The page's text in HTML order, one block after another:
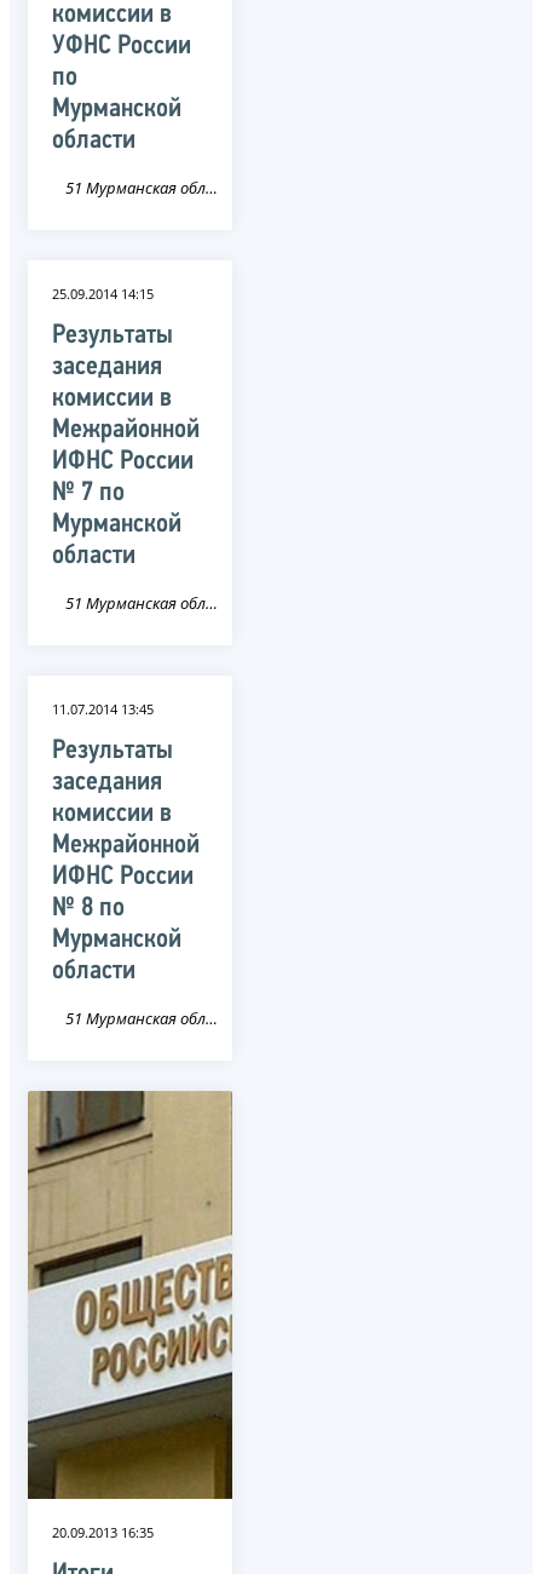
комиссии в
УФНС России
по
Мурманской
области
51 Мурманская область
25.09.2014 14:15
Результаты
заседания
комиссии в
Межрайонной
ИФНС России
№ 7 по
Мурманской
области
51 Мурманская область
11.07.2014 13:45
Результаты
заседания
комиссии в
Межрайонной
ИФНС России
№ 8 по
Мурманской
области
51 Мурманская область
20.09.2013 16:35